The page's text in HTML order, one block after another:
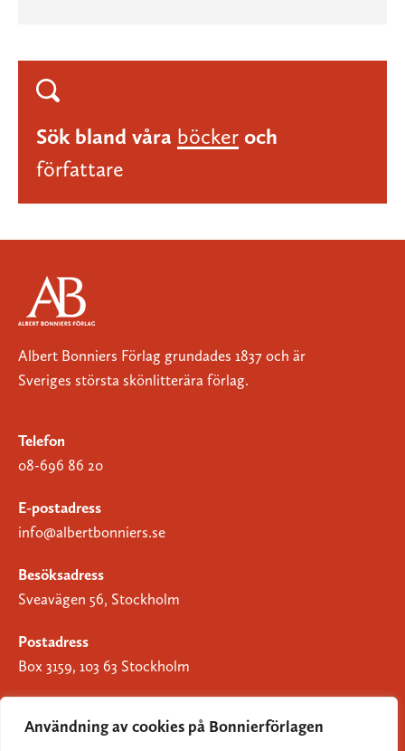
Användning av cookies på Bonnierförlagen
Sök bland våra böcker och
författare
Albert Bonniers Förlag grundades 1837 och är
Sveriges största skönlitterära förlag.
Telefon
08-696 86 20
E-postadress
info@albertbonniers.se
Besöksadress
Sveavägen 56, Stockholm
Postadress
Box 3159, 103 63 Stockholm